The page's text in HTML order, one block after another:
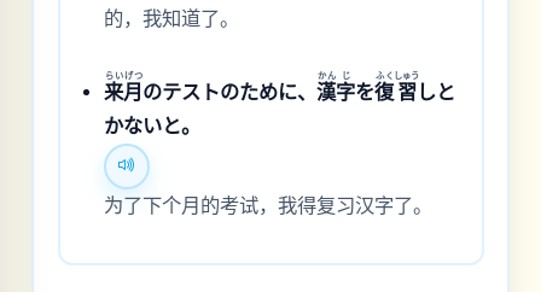
的，我知道了。
来
らい
月
げつ
のテストのために、漢
かん
字
じ
を復
ふく
習
しゅう
しと
かないと。
为了下个月的考试，我得复习汉字了。